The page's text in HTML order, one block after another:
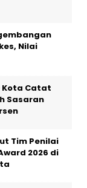
Nilai
Kota Catat
Sasaran
Tim Penilai
2026 di